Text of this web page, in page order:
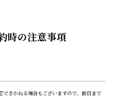
時の注意事項
できかねる場合もございますので、前日まで